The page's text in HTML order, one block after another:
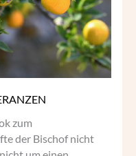
zum
der Bischof nicht